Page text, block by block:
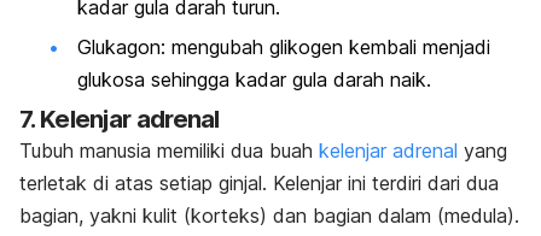
kadar gula darah turun.
Glukagon: mengubah glikogen kembali menjadi
glukosa sehingga kadar gula darah naik.
7. Kelenjar adrenal
Tubuh manusia memiliki dua buah kelenjar adrenal yang
terletak di atas setiap ginjal. Kelenjar ini terdiri dari dua
bagian, yakni kulit (korteks) dan bagian dalam (medula).